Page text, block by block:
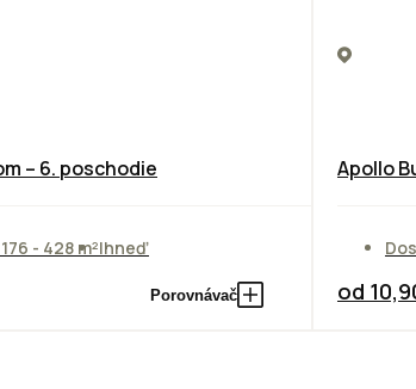
– 6. poschodie
- 428 m²Ihneď
Porovnávač
Apollo
od